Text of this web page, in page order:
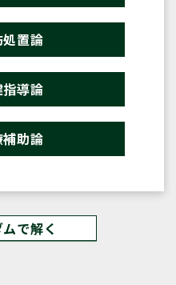
置論
導論
助論
で解く